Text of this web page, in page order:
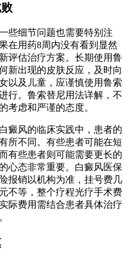
些细节问题也需要特别注
在用药8周内没有看到显然
评估治疗方案。长期使用鲁
新出现的皮肤反应，及时向
以及儿童，应谨慎使用鲁索
行。鲁索替尼用法详解，不
考虑和严谨的态度。
癜风的临床实践中，患者的
所不同。有些患者可能在短
有些患者则可能需要更长的
心态非常重要。白癜风医保
报销以机构为准，挂号费几
不等，整个疗程光疗手术费
际费用需结合患者具体治疗